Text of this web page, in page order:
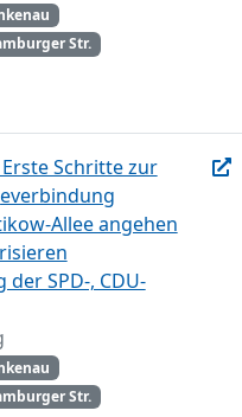
Str.
Schritte zur
Allee angehen
SPD-, CDU-
Str.